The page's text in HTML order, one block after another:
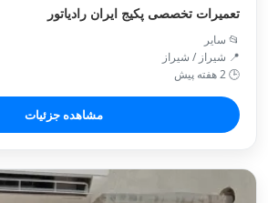
تعمیرات تخصصی پکیج ایران رادیاتور
📂 سایر
📍 شیراز / شیراز
🕒 2 هفته پیش
مشاهده جزئیات